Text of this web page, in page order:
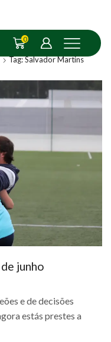
0
Tag: Salvador Martins
junho
e de decisões
estás prestes a